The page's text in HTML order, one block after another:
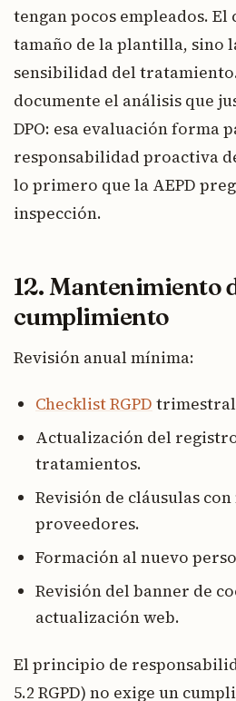
tengan pocos empleados.
tamaño de la plantilla, sino
sensibilidad del
documente el análisis que
DPO: esa evaluación forma
responsabilidad proactiva
lo primero que la AEPD
inspección.
12. Mantenimiento
cumplimiento
Revisión anual mínima:
Checklist RGPD
Actualización del
tratamientos.
Revisión de cláusulas
proveedores.
Formación al nuevo
Revisión del banner de
actualización web.
El principio de
5.2 RGPD) no exige un